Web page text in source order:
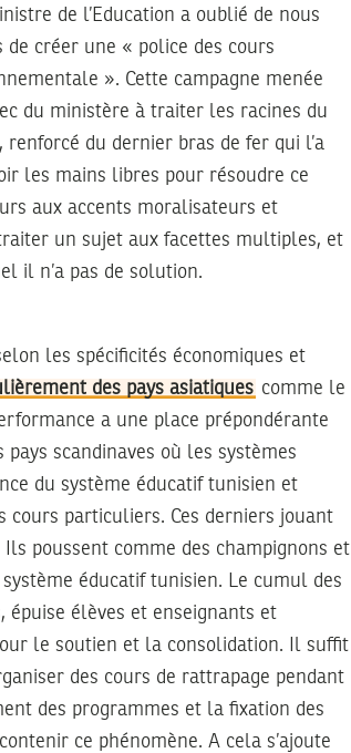
de l’Education a oublié de nous
de créer une « police des cours
». Cette campagne menée
du ministère à traiter les racines du
du dernier bras de fer qui l’a
les mains libres pour résoudre ce
aux accents moralisateurs et
un sujet aux facettes multiples, et
il n’a pas de solution.
les spécificités économiques et
des pays asiatiques comme le
a une place prépondérante
scandinaves où les systèmes
du système éducatif tunisien et
cours particuliers. Ces derniers jouant
poussent comme des champignons et
éducatif tunisien. Le cumul des
épuise élèves et enseignants et
le soutien et la consolidation. Il suffit
des cours de rattrapage pendant
des programmes et la fixation des
ce phénomène. A cela s’ajoute